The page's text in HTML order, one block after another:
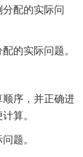
配的实际问
的实际问题。
序，并正确进
算。
题。